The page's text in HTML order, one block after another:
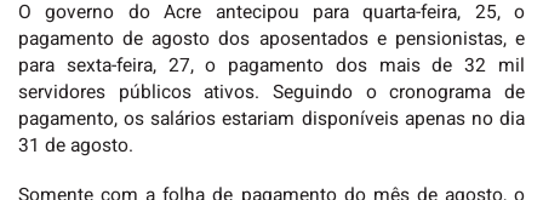
O governo do Acre antecipou para quarta-feira, 25, o
pagamento de agosto dos aposentados e pensionistas, e
para sexta-feira, 27, o pagamento dos mais de 32 mil
servidores públicos ativos. Seguindo o cronograma de
pagamento, os salários estariam disponíveis apenas no dia
31 de agosto.